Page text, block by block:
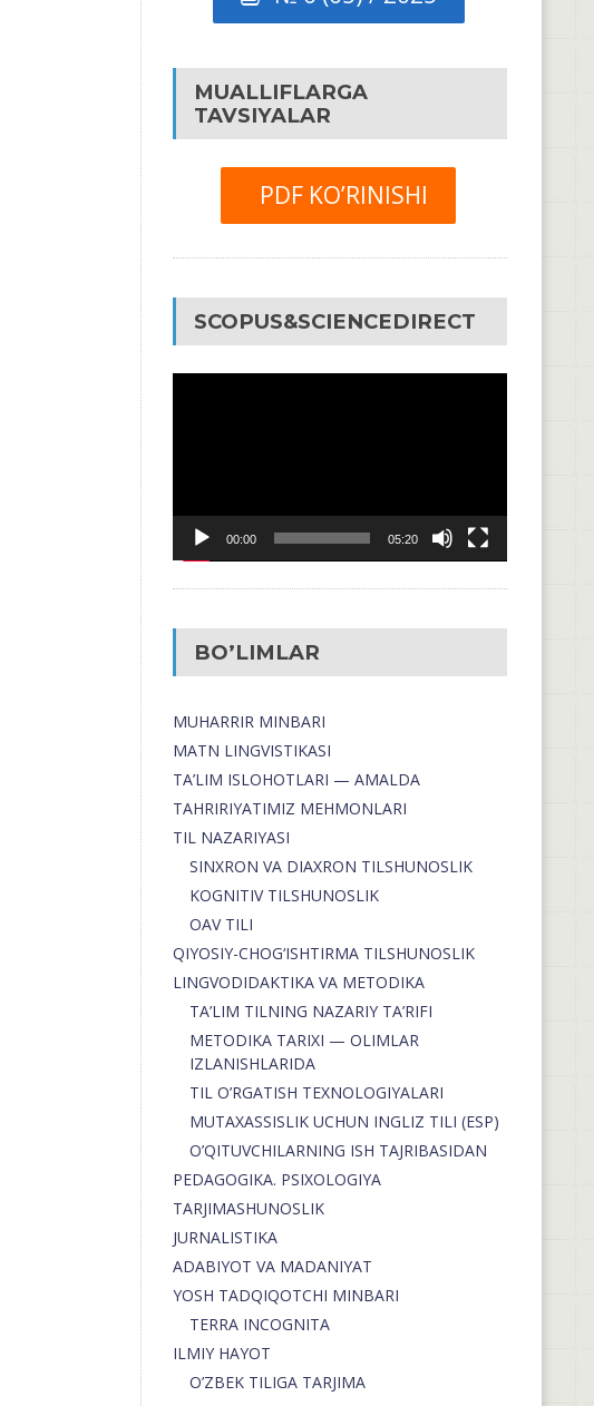
MUALLIFLARGA
TAVSIYALAR
PDF KO’RINISHI
SCOPUS&SCIENCEDIRECT
00:00 05:20
BO’LIMLAR
MUHARRIR MINBARI
MATN LINGVISTIKASI
TA’LIM ISLOHOTLARI — AMALDA
TAHRIRIYATIMIZ MEHMONLARI
TIL NAZARIYASI
SINXRON VA DIAXRON TILSHUNOSLIK
KOGNITIV TILSHUNOSLIK
OAV TILI
QIYOSIY-CHOG‘ISHTIRMA TILSHUNOSLIK
LINGVODIDAKTIKA VA METODIKA
TA’LIM TILNING NAZARIY TA’RIFI
METODIKA TARIXI — OLIMLAR
IZLANISHLARIDA
TIL O’RGATISH TEXNOLOGIYALARI
MUTAXASSISLIK UCHUN INGLIZ TILI (ESP)
O’QITUVCHILARNING ISH TAJRIBASIDAN
PEDAGOGIKA. PSIXOLOGIYA
TARJIMASHUNOSLIK
JURNALISTIKA
ADABIYOT VA MADANIYAT
YOSH TADQIQOTCHI MINBARI
TERRA INCOGNITA
ILMIY HAYOT
O’ZBEK TILIGA TARJIMA